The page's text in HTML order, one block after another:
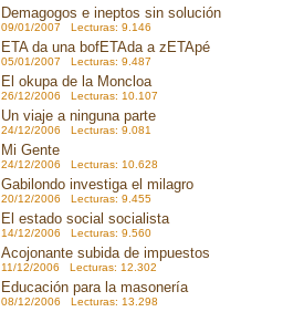
Demagogos e ineptos sin solución
09/01/2007 Lecturas: 9.146
ETA da una bofETAda a zETApé
05/01/2007 Lecturas: 9.487
El okupa de la Moncloa
26/12/2006 Lecturas: 10.107
Un viaje a ninguna parte
24/12/2006 Lecturas: 9.081
Mi Gente
24/12/2006 Lecturas: 10.628
Gabilondo investiga el milagro
20/12/2006 Lecturas: 9.455
El estado social socialista
14/12/2006 Lecturas: 9.560
Acojonante subida de impuestos
11/12/2006 Lecturas: 12.302
Educación para la masonería
08/12/2006 Lecturas: 13.298